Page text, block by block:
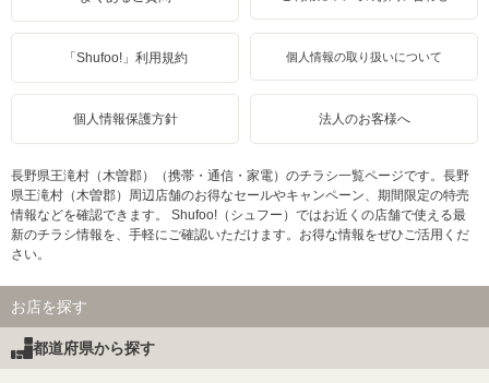
「Shufoo!」利用規約 個人情報の取り扱いについて
個人情報保護方針 法人のお客様へ
長野県王滝村（木曽郡）（携帯・通信・家電）のチラシ一覧ページです。長野
県王滝村（木曽郡）周辺店舗のお得なセールやキャンペーン、期間限定の特売
情報などを確認できます。 Shufoo!（シュフー）ではお近くの店舗で使える最
新のチラシ情報を、手軽にご確認いただけます。お得な情報をぜひご活用くだ
さい。
お店を探す
都道府県から探す